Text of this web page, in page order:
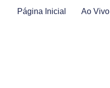
Página Inicial Ao Vivo